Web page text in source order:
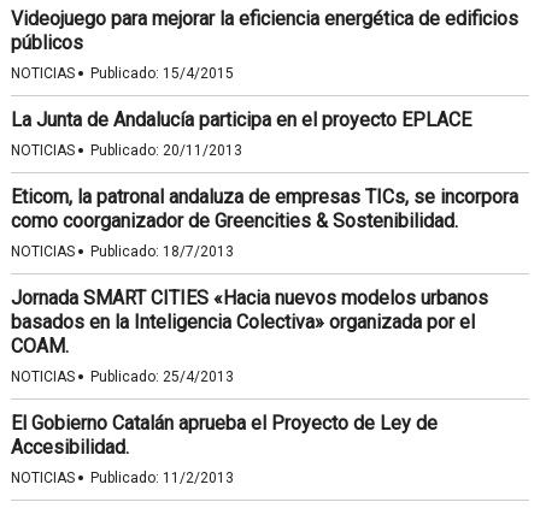
Videojuego para mejorar la eficiencia energética de edificios
públicos
NOTICIAS · Publicado: 15/4/2015
La Junta de Andalucía participa en el proyecto EPLACE
NOTICIAS · Publicado: 20/11/2013
Eticom, la patronal andaluza de empresas TICs, se incorpora
como coorganizador de Greencities & Sostenibilidad.
NOTICIAS · Publicado: 18/7/2013
Jornada SMART CITIES «Hacia nuevos modelos urbanos
basados en la Inteligencia Colectiva» organizada por el
COAM.
NOTICIAS · Publicado: 25/4/2013
El Gobierno Catalán aprueba el Proyecto de Ley de
Accesibilidad.
NOTICIAS · Publicado: 11/2/2013